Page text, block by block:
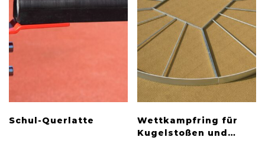
Schul-Querlatte
Wettkampfring für
Kugelstoßen und